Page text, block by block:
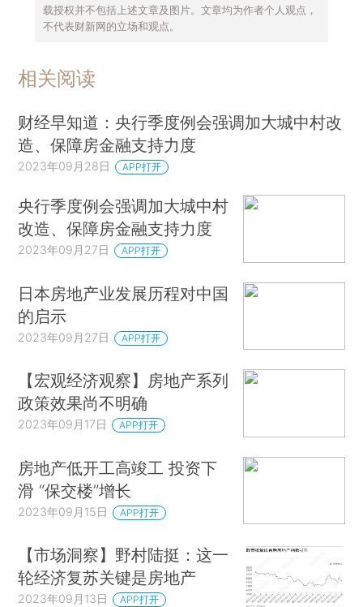
载授权并不包括上述文章及图片。文章均为作者个人观点，
不代表财新网的立场和观点。
相关阅读
财经早知道：央行季度例会强调加大城中村改
造、保障房金融支持力度
2023年09月28日 APP打开
央行季度例会强调加大城中村
改造、保障房金融支持力度
2023年09月27日 APP打开
日本房地产业发展历程对中国
的启示
2023年09月27日 APP打开
【宏观经济观察】房地产系列
政策效果尚不明确
2023年09月17日 APP打开
房地产低开工高竣工 投资下
滑 “保交楼”增长
2023年09月15日 APP打开
【市场洞察】野村陆挺：这一
轮经济复苏关键是房地产
2023年09月13日 APP打开